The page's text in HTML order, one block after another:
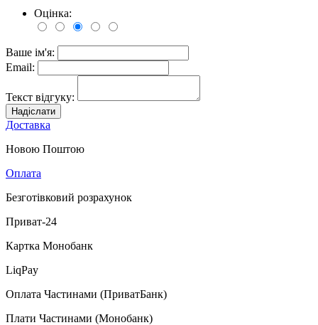
Оцінка:
Ваше ім'я:
Email:
Текст відгуку:
Надіслати
Доставка
Новою Поштою
Оплата
Безготівковий розрахунок
Приват-24
Картка Монобанк
LiqPay
Оплата Частинами (ПриватБанк)
Плати Частинами (Монобанк)